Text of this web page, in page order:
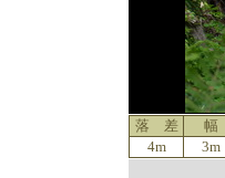
落 差 幅
4m
3m